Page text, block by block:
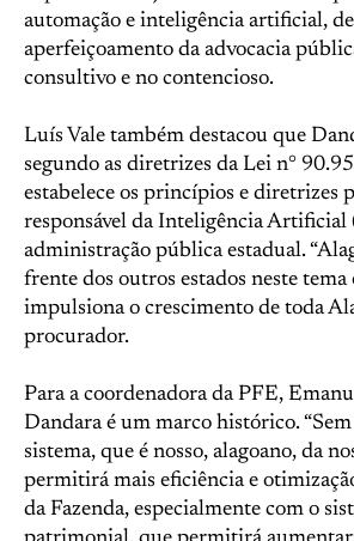
automação e inteligência artificial,
aperfeiçoamento da advocacia
consultivo e no contencioso.
Luís Vale também destacou que
segundo as diretrizes da Lei n°
estabelece os princípios e diretrizes
responsável da Inteligência Artificial
administração pública estadual.
frente dos outros estados neste tema
impulsiona o crescimento de toda
procurador.
Para a coordenadora da PFE,
Dandara é um marco histórico.
sistema, que é nosso, alagoano, da
permitirá mais eficiência e
da Fazenda, especialmente com o